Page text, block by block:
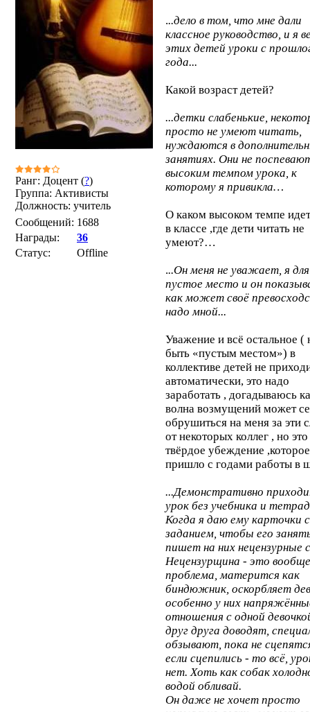
Ранг: Доцент (?)
Группа: Активисты
Должность: учитель
Сообщений: 1688
Награды:
36
Статус:
Offline
...дело в том, что мне дали
классное руководство, и я
этих детей уроки с
года...
Какой возраст детей?
...детки слабенькие,
просто не умеют читать,
нуждаются в
занятиях. Они не
высоким темпом урока, к
которому я привикла…
О каком высоком темпе
в классе ,где дети читать не
умеют?…
...Он меня не уважает, я для
пустое место и он
как может своё
надо мной...
Уважение и всё остальное (
быть «пустым местом») в
коллективе детей не
автоматически, это надо
заработать , догадываюсь
волна возмущений может
обрушиться на меня за эти
от некоторых коллег , но это
твёрдое убеждение ,которое
пришло с годами работы в
...Демонстративно
урок без учебника и
Когда я даю ему карточки с
заданием, чтобы его
пишет на них нецензурные
Нецензурщина - это вообще
проблема, матерится как
биндюжник, оскорбляет
особенно у них
отношения с одной
друг друга доводят,
обзывают, пока не
если сцепились - то всё,
нет. Хоть как собак
водой обливай.
Он даже не хочет просто